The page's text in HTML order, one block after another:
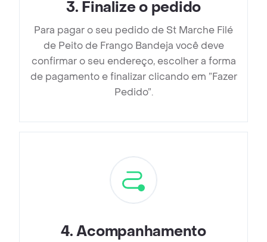
3. Finalize o pedido
Para pagar o seu pedido de St Marche Filé
de Peito de Frango Bandeja você deve
confirmar o seu endereço, escolher a forma
de pagamento e finalizar clicando em ”Fazer
Pedido”.
4.Acompanhamento